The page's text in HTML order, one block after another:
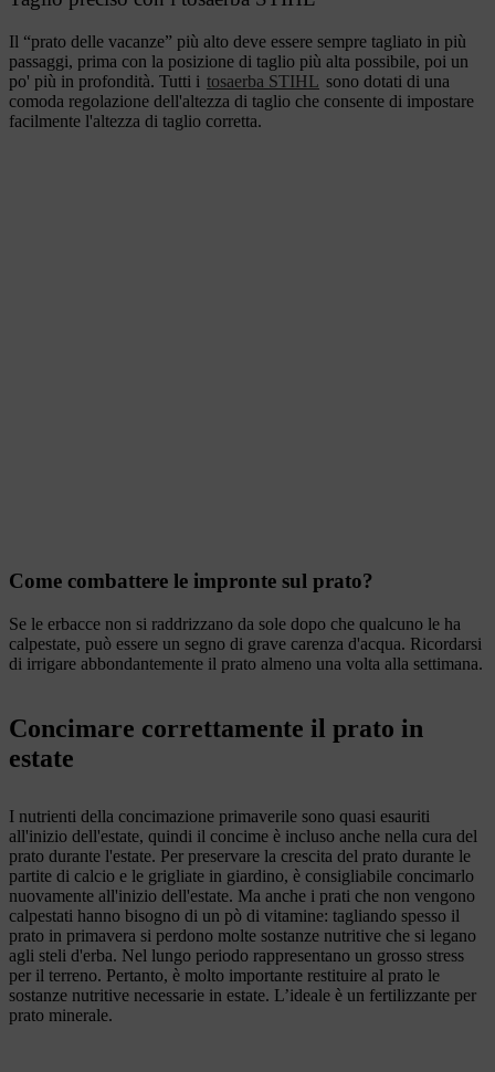
Il “prato delle vacanze” più alto deve essere sempre tagliato in più
passaggi, prima con la posizione di taglio più alta possibile, poi un
po' più in profondità. Tutti i tosaerba STIHL sono dotati di una
comoda regolazione dell'altezza di taglio che consente di impostare
facilmente l'altezza di taglio corretta.
Come combattere le impronte sul prato?
Se le erbacce non si raddrizzano da sole dopo che qualcuno le ha
calpestate, può essere un segno di grave carenza d'acqua. Ricordarsi
di irrigare abbondantemente il prato almeno una volta alla settimana.
Concimare correttamente il prato in
estate
I nutrienti della concimazione primaverile sono quasi esauriti
all'inizio dell'estate, quindi il concime è incluso anche nella cura del
prato durante l'estate. Per preservare la crescita del prato durante le
partite di calcio e le grigliate in giardino, è consigliabile concimarlo
nuovamente all'inizio dell'estate. Ma anche i prati che non vengono
calpestati hanno bisogno di un pò di vitamine: tagliando spesso il
prato in primavera si perdono molte sostanze nutritive che si legano
agli steli d'erba. Nel lungo periodo rappresentano un grosso stress
per il terreno. Pertanto, è molto importante restituire al prato le
sostanze nutritive necessarie in estate. L’ideale è un fertilizzante per
prato minerale.